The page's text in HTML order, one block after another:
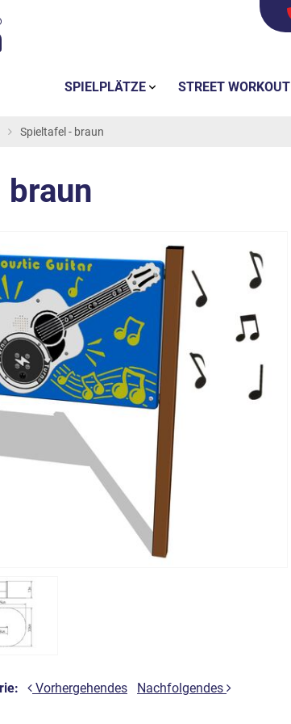
Spieltafel - braun
Vorhergehendes Nachfolgendes
SPIELPLÄTZE STREET WORKOUT